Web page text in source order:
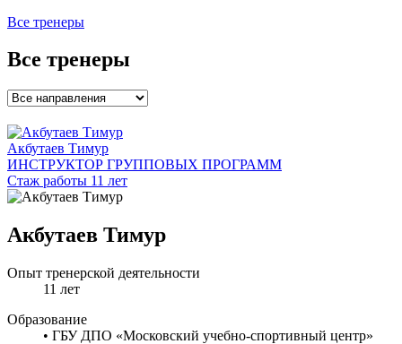
Все тренеры
Все тренеры
Акбутаев Тимур
ИНСТРУКТОР ГРУППОВЫХ ПРОГРАММ
Стаж работы 11 лет
Акбутаев Тимур
Опыт тренерской деятельности
11 лет
Образование
• ГБУ ДПО «Московский учебно-спортивный центр»